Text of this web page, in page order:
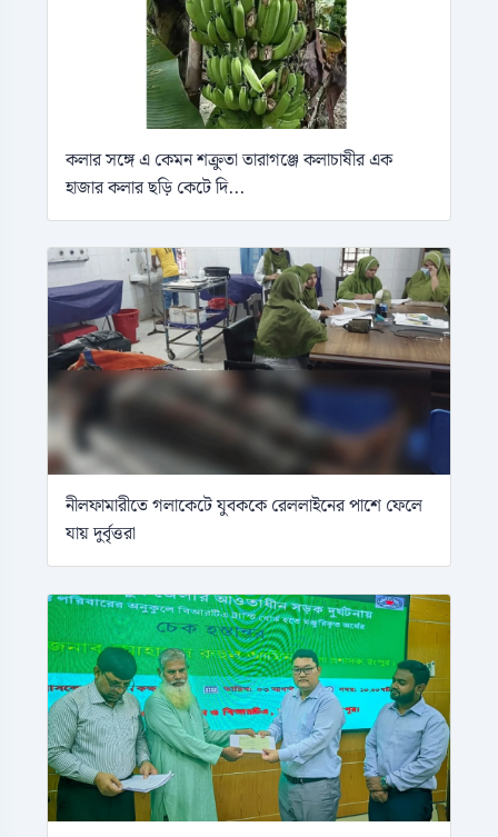
কলার সঙ্গে এ কেমন শক্রুতা তারাগঞ্জে কলাচাষীর এক
হাজার কলার ছড়ি কেটে দি...
নীলফামারীতে গলাকেটে যুবককে রেললাইনের পাশে ফেলে
যায় দুর্বৃত্তরা